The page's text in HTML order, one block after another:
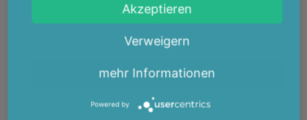
Akzeptieren
Verweigern
mehr Informationen
Powered by